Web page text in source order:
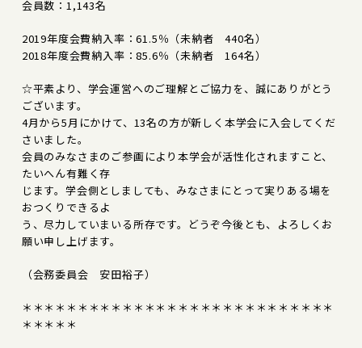
会員数：1,143名
2019年度会費納入率：61.5％（未納者 440名）
2018年度会費納入率：85.6％（未納者 164名）
☆平素より、学会運営へのご理解とご協力を、誠にありがとう
ございます。
4月から5月にかけて、13名の方が新しく本学会に入会してくだ
さいました。
会員のみなさまのご参画により本学会が活性化されますこと、
たいへん有難く存
じます。学会側としましても、みなさまにとって実りある場を
おつくりできるよ
う、尽力していまいる所存です。どうぞ今後とも、よろしくお
願い申し上げます。
（会務委員会 安田裕子）
＊＊＊＊＊＊＊＊＊＊＊＊＊＊＊＊＊＊＊＊＊＊＊＊＊＊＊＊
＊＊＊＊＊